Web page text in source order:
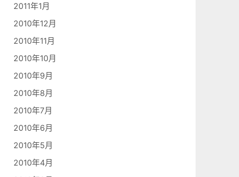
2011年1月
2010年12月
2010年11月
2010年10月
2010年9月
2010年8月
2010年7月
2010年6月
2010年5月
2010年4月